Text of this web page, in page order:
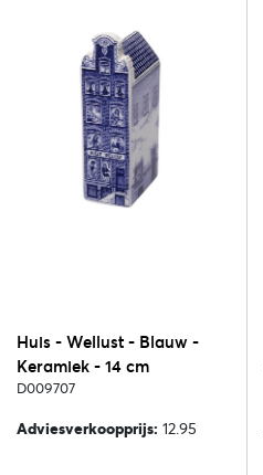
Huis - Wellust - Blauw -
Keramiek - 14 cm
D009707
Adviesverkoopprijs: 12.95